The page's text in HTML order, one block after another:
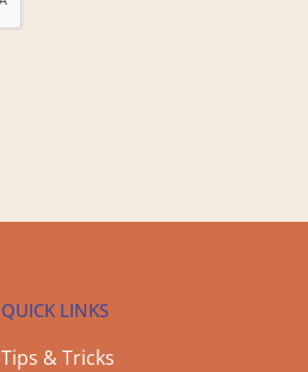
QUICK LINKS
Tips & Tricks